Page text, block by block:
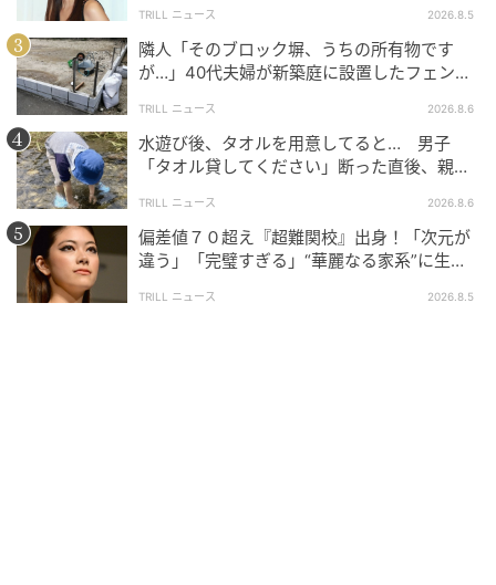
ウーマンエキサイト
TRILL ニュース 2026.8.5
隣人「そのブロック塀、うちの所有物です
が…」40代夫婦が新築庭に設置したフェン
TRILL ニュース 2026.8.6
水遊び後、タオルを用意してると… 男子
「タオル貸してください」断った直後、親が
TRILL ニュース 2026.8.6
偏差値７０超え『超難関校』出身！「次元が
違う」「完璧すぎる」“華麗なる家系”に生ま
TRILL ニュース 2026.8.5